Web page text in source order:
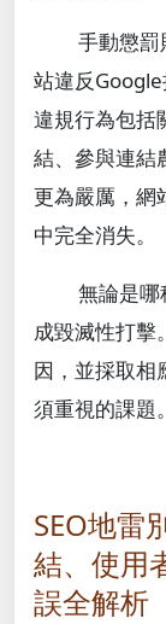
手動懲
站違反
違規行為包括
結、參與連結
更為嚴厲，網
中完全消失。
無論是
成毀滅性打擊
因，並採取相
須重視的課題。
SEO地雷
結、使用
誤全解析